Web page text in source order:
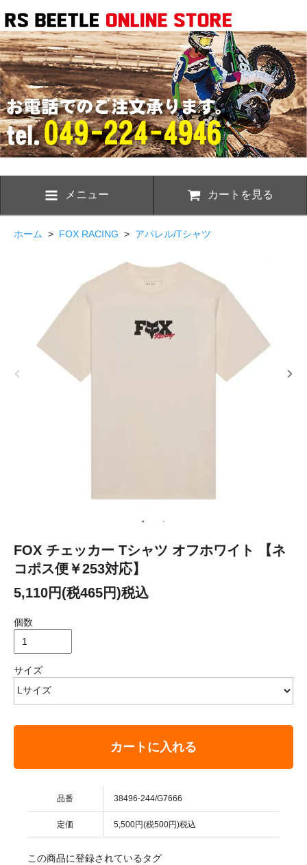
メニュー カートを見る
ホーム > FOX RACING > アパレル/Tシャツ
FOX チェッカー Tシャツ オフホワイト 【ネ
コポス便￥253対応】
5,110円(税465円)税込
個数
サイズ
カートに入れる
品番 38496-244/G7666
定価 5,500円(税500円)税込
この商品に登録されているタグ